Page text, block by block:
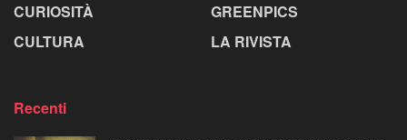
CURIOSITÀ
CULTURA
GREENPICS
LA RIVISTA
Recenti